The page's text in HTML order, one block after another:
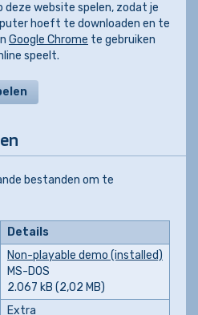
deze website spelen, zodat je
hoeft te downloaden en te
Google Chrome te gebruiken
speelt.
bestanden om te
Details
Non-playable demo (installed)
MS-DOS
2.067 kB (2,02 MB)
Extra